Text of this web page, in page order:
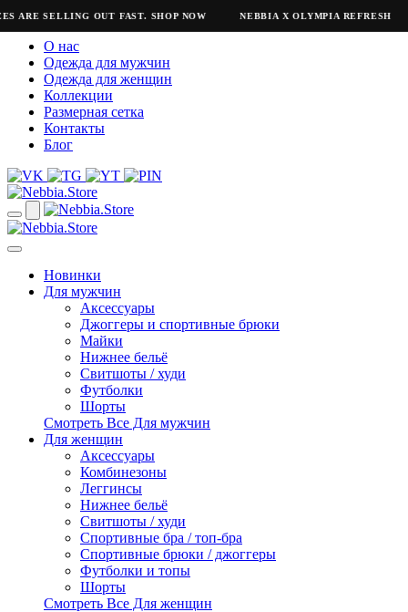
ARE SELLING OUT FAST. SHOP NOW NEBBIA X OLYMPIA REFRESH
О нас
Одежда для мужчин
Одежда для женщин
Коллекции
Размерная сетка
Контакты
Блог
Новинки
Для мужчин
Аксессуары
Джоггеры и спортивные брюки
Майки
Нижнее бельё
Свитшоты / худи
Футболки
Шорты
Смотреть Все Для мужчин
Для женщин
Аксессуары
Комбинезоны
Леггинсы
Нижнее бельё
Свитшоты / худи
Спортивные бра / топ-бра
Спортивные брюки / джоггеры
Футболки и топы
Шорты
Смотреть Все Для женщин